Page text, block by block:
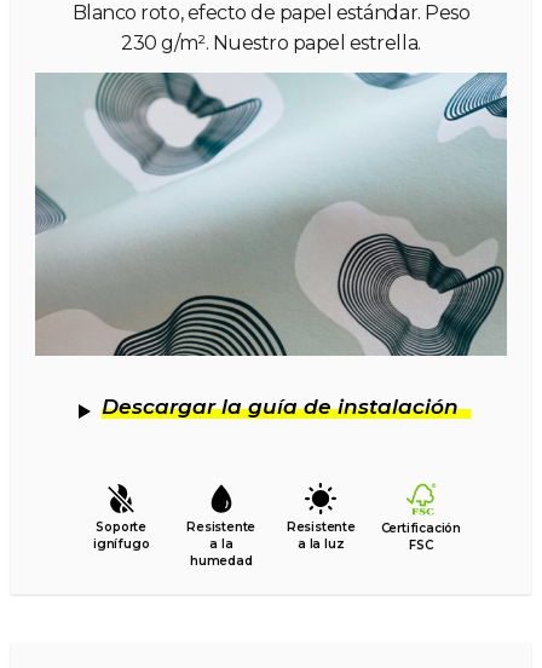
Blanco roto, efecto de papel estándar. Peso
230 g/m². Nuestro papel estrella.
Descargar la guía de instalación
Soporte
ignífugo
Resistente
a la
humedad
Resistente
a la luz
Certificación
FSC